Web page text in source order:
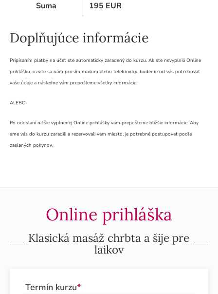
Suma 195 EUR
Doplňujúce informácie
Pripísaním platby na účet ste automaticky zaradený do kurzu. Ak ste nevyplnili Online
prihlášku, ozvite sa nám prosím mailom alebo telefonicky, budeme od vás potrebovať
vaše údaje a následne vám prepošleme všetky informácie.
ALEBO
Po odoslaní nižšie vyplnenej Online prihlášky vám prepošleme bližšie informácie. Aby
sme vás do kurzu zaradili a rezervovali vám miesto, je potrebné postupovať podľa
zaslaných pokynov.
Online prihláška
Klasická masáž chrbta a šije pre
laikov
Termín kurzu*